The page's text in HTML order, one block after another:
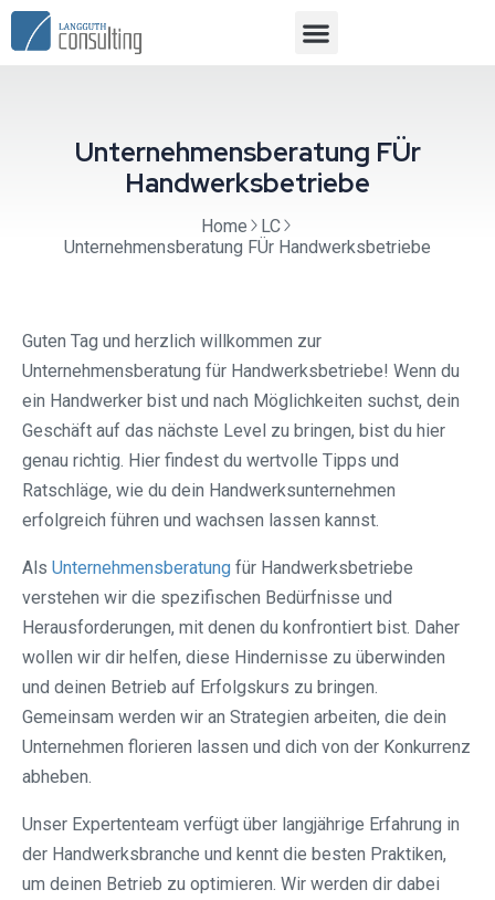
Unternehmensberatung FÜr
Handwerksbetriebe
Home
LC
Unternehmensberatung FÜr Handwerksbetriebe
Guten Tag und herzlich willkommen zur
Unternehmensberatung für Handwerksbetriebe! Wenn du
ein Handwerker bist und nach Möglichkeiten suchst, dein
Geschäft auf das nächste Level zu bringen, bist du hier
genau richtig. Hier findest du wertvolle Tipps und
Ratschläge, wie du dein Handwerksunternehmen
erfolgreich führen und wachsen lassen kannst.
Als Unternehmensberatung für Handwerksbetriebe
verstehen wir die spezifischen Bedürfnisse und
Herausforderungen, mit denen du konfrontiert bist. Daher
wollen wir dir helfen, diese Hindernisse zu überwinden
und deinen Betrieb auf Erfolgskurs zu bringen.
Gemeinsam werden wir an Strategien arbeiten, die dein
Unternehmen florieren lassen und dich von der Konkurrenz
abheben.
Unser Expertenteam verfügt über langjährige Erfahrung in
der Handwerksbranche und kennt die besten Praktiken,
um deinen Betrieb zu optimieren. Wir werden dir dabei